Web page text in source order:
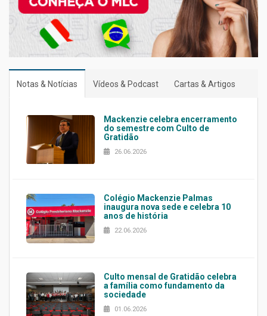
Notas & Notícias Vídeos & Podcast Cartas & Artigos
Mackenzie celebra encerramento
do semestre com Culto de
Gratidão
26.06.2026
Colégio Mackenzie Palmas
inaugura nova sede e celebra 10
anos de história
22.06.2026
Culto mensal de Gratidão celebra
a família como fundamento da
sociedade
01.06.2026